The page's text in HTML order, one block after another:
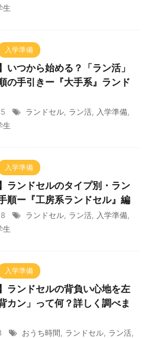
生
入学準備
いつから始める？「ラン活」
の手引きー『大手系』ランド
ランドセル ラン活 入学準備
生
入学準備
ランドセルのタイプ別・ラン
順ー『工房系ランドセル』編
ランドセル ラン活 入学準備
生
入学準備
ランドセルの背負い心地を左
カン」って何？詳しく調べま
おうち時間 ランドセル ラン活